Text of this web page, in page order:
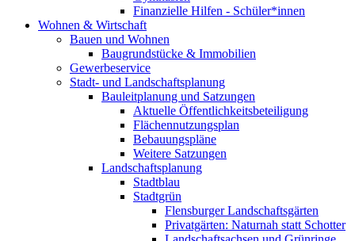
Finanzielle Hilfen - Schüler*innen
Wohnen & Wirtschaft
Bauen und Wohnen
Baugrundstücke & Immobilien
Gewerbeservice
Stadt- und Landschaftsplanung
Bauleitplanung und Satzungen
Aktuelle Öffentlichkeitsbeteiligung
Flächennutzungsplan
Bebauungspläne
Weitere Satzungen
Landschaftsplanung
Stadtblau
Stadtgrün
Flensburger Landschaftsgärten
Privatgärten: Naturnah statt Schotter